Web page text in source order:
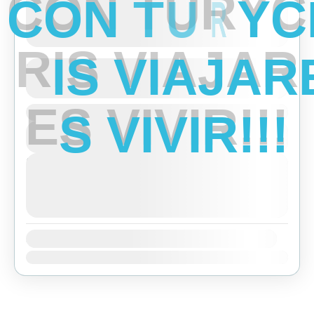
CON TU RYC
RIS VIAJAR
ES VIVIR!!!
Short Trek around Pokhara
See more details
Bhutan,India ,Tibet
Easy
Duration
View Details
Next Departures